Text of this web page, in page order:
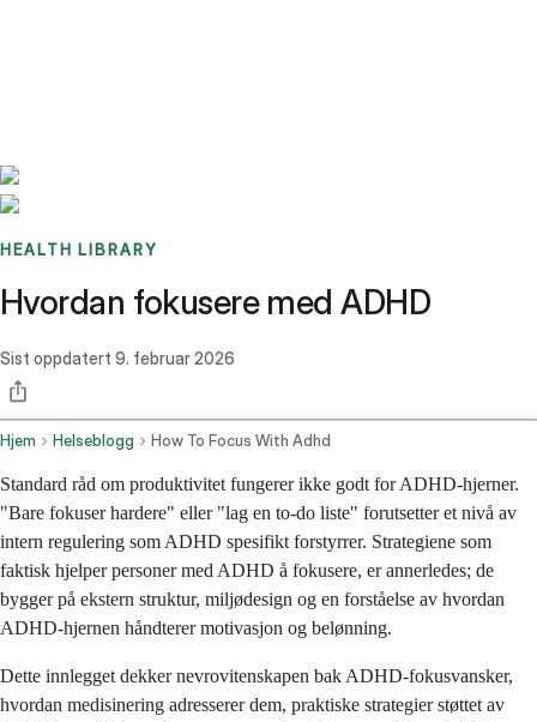
HEALTH LIBRARY
Hvordan fokusere med ADHD
Sist oppdatert 9. februar 2026
Hjem Helseblogg How To Focus With Adhd
Standard råd om produktivitet fungerer ikke godt for ADHD-hjerner.
"Bare fokuser hardere" eller "lag en to-do liste" forutsetter et nivå av
intern regulering som ADHD spesifikt forstyrrer. Strategiene som
faktisk hjelper personer med ADHD å fokusere, er annerledes; de
bygger på ekstern struktur, miljødesign og en forståelse av hvordan
ADHD-hjernen håndterer motivasjon og belønning.
Dette innlegget dekker nevrovitenskapen bak ADHD-fokusvansker,
hvordan medisinering adresserer dem, praktiske strategier støttet av